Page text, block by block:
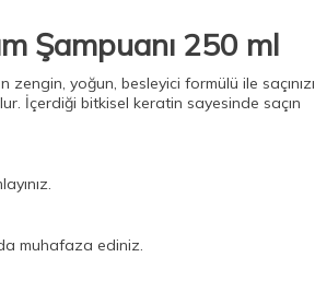
Şampuanı 250 ml
yoğun, besleyici formülü ile saçınızı
İçerdiği bitkisel keratin sayesinde saçın
muhafaza ediniz.